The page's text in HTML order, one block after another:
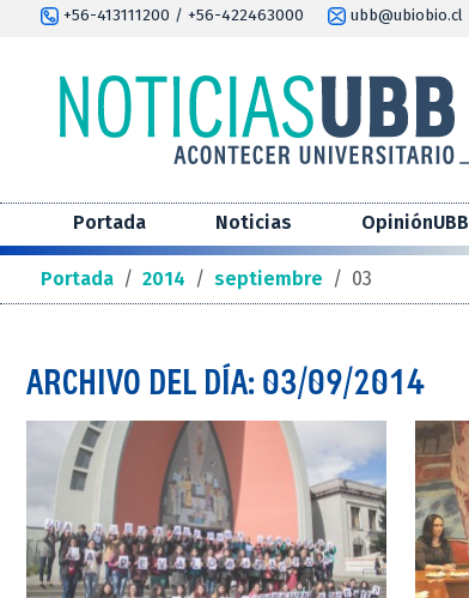
+56-413111200 / +56-422463000 ubb@ubiobio.cl
Portada Noticias OpiniónUBB
Portada / 2014 / septiembre / 03
ARCHIVO DEL DÍA: 03/09/2014